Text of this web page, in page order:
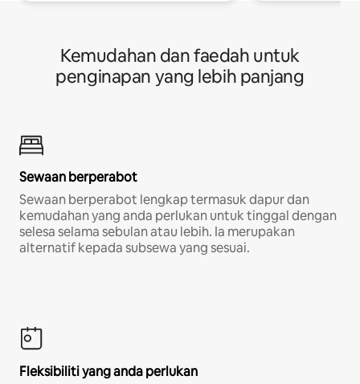
Kemudahan dan faedah untuk
penginapan yang lebih panjang
Sewaan berperabot
Sewaan berperabot lengkap termasuk dapur dan
kemudahan yang anda perlukan untuk tinggal dengan
selesa selama sebulan atau lebih. Ia merupakan
alternatif kepada subsewa yang sesuai.
Fleksibiliti yang anda perlukan